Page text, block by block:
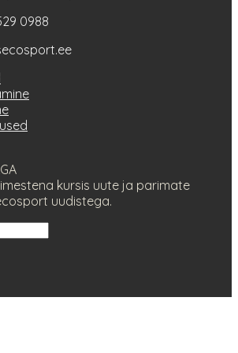
0988
kursis uute ja parimate
uudistega.